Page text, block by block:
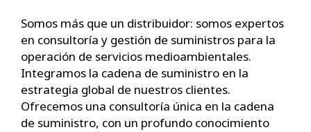
Somos más que un distribuidor: somos expertos
en consultoría y gestión de suministros para la
operación de servicios medioambientales.
Integramos la cadena de suministro en la
estrategia global de nuestros clientes.
Ofrecemos una consultoría única en la cadena
de suministro, con un profundo conocimiento